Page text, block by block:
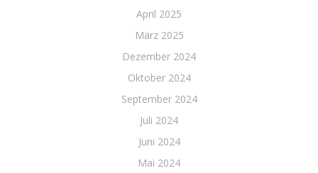
April 2025
März 2025
Dezember 2024
Oktober 2024
September 2024
Juli 2024
Juni 2024
Mai 2024